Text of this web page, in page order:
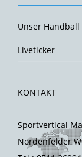
Unser Handball
Liveticker
KONTAKT
Sportvertical
Nordenfelder